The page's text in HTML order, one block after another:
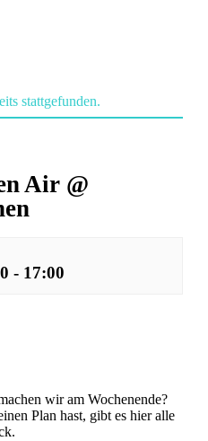
stattgefunden.
Air @
- 17:00
wir am Wochenende?
Plan hast, gibt es hier alle